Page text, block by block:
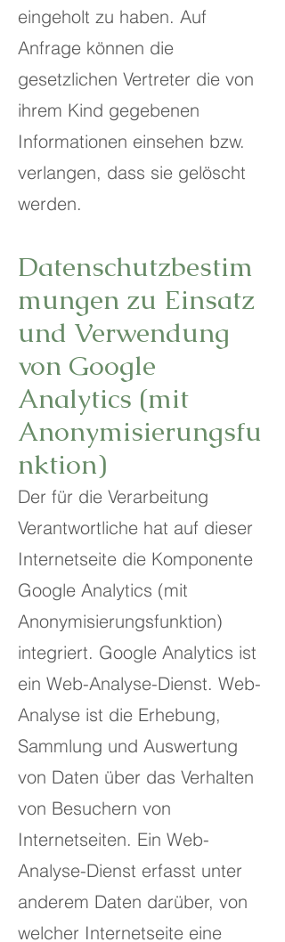
eingeholt zu haben. Auf
Anfrage können die
gesetzlichen Vertreter die von
ihrem Kind gegebenen
Informationen einsehen bzw.
verlangen, dass sie gelöscht
werden.
Datenschutzbestim
mungen zu Einsatz
und Verwendung
von Google
Analytics (mit
Anonymisierungsfu
nktion)
Der für die Verarbeitung
Verantwortliche hat auf dieser
Internetseite die Komponente
Google Analytics (mit
Anonymisierungsfunktion)
integriert. Google Analytics ist
ein Web-Analyse-Dienst. Web-
Analyse ist die Erhebung,
Sammlung und Auswertung
von Daten über das Verhalten
von Besuchern von
Internetseiten. Ein Web-
Analyse-Dienst erfasst unter
anderem Daten darüber, von
welcher Internetseite eine